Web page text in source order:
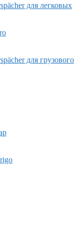
для легковых
для грузового